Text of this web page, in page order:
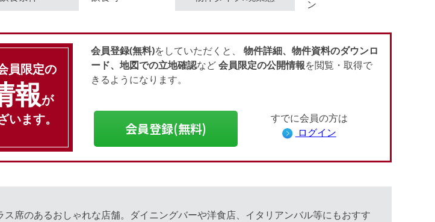
ン
員限定の
報が
います。
会員登録(無料)をしていただくと、物件詳細、物件資料のダウンロ
ード、地図での立地確認など会員限定の公開情報を閲覧・取得で
きるようになります。
会員登録(無料)
すでに会員の方は
ログイン
席のあるおしゃれな店舗。ダイニングバーや洋食店、イタリアンバル等にもおすす